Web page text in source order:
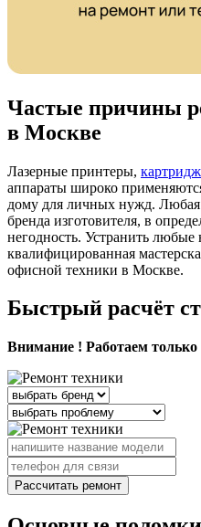
Частые причины
в Москве
Лазерные принтеры,
аппараты широко
дому для личных нужд. Любая
бренда изготовителя, в
негодность. Устранить любые
квалифицированная
офисной техники в Москве.
Быстрый расчёт
Внимание ! Работаем только
Рассчитать ремонт